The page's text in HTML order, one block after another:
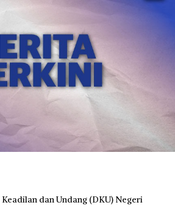
dan Undang (DKU) Negeri